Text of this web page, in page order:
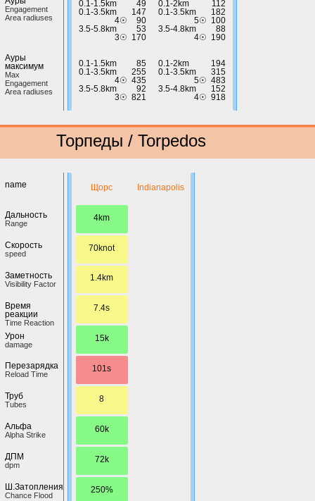
Engagement
Area radiuses
Ауры
максимум
Max
Engagement
Area radiuses
0.1-1.5km
49
0.1-3.5km
147
4☉
90
3.5-5.8km
53
3☉ 170
0.1-1.5km
85
0.1-3.5km
255
4☉ 435
3.5-5.8km
92
3☉ 821
0.1-2km
112
0.1-3.5km
182
5☉ 100
3.5-4.8km
88
4☉ 190
0.1-2km
194
0.1-3.5km
315
5☉ 483
3.5-4.8km
152
4☉ 918
Торпеды / Torpedos
name
Дальность
Range
Скорость
speed
Заметность
Visibility Factor
Время
реакции
Time Reaction
Урон
damage
Перезарядка
Reload Time
Труб
Tubes
Альфа
Alpha Strike
ДПМ
dpm
Ш.Затопления
Chance Flood
Щорс
4km
70knot
1.4km
7.4s
15k
101s
8
60k
72k
250%
Indianapolis